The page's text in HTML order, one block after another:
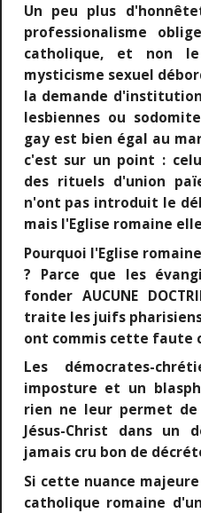
Un peu plus
professionalisme
catholique, et non
mysticisme sexuel
la demande
lesbiennes ou
gay est bien égal au
c'est sur un point :
des rituels d'union
n'ont pas introduit le
mais l'Eglise romaine
Pourquoi l'Eglise
? Parce que les
fonder AUCUNE
traite les juifs
ont commis cette faute
Les démocrates-
imposture et un
rien ne leur permet
Jésus-Christ dans un
jamais cru bon de
Si cette nuance
catholique romaine